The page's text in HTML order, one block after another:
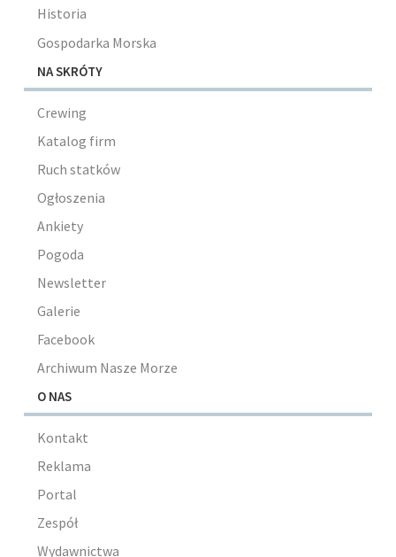
Historia
Gospodarka Morska
NA SKRÓTY
Crewing
Katalog firm
Ruch statków
Ogłoszenia
Ankiety
Pogoda
Newsletter
Galerie
Facebook
Archiwum Nasze Morze
O NAS
Kontakt
Reklama
Portal
Zespół
Wydawnictwa